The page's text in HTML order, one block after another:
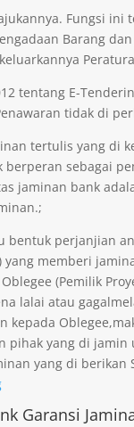
Fungsi ini
Barang
tentang E-
tidak di
tertulis yang di
berperan sebagai
jaminan bank
bentuk perjanjian
yang memberi
(Pemilik
lalai atau
kepada
pihak yang di
yang di berikan
Garansi